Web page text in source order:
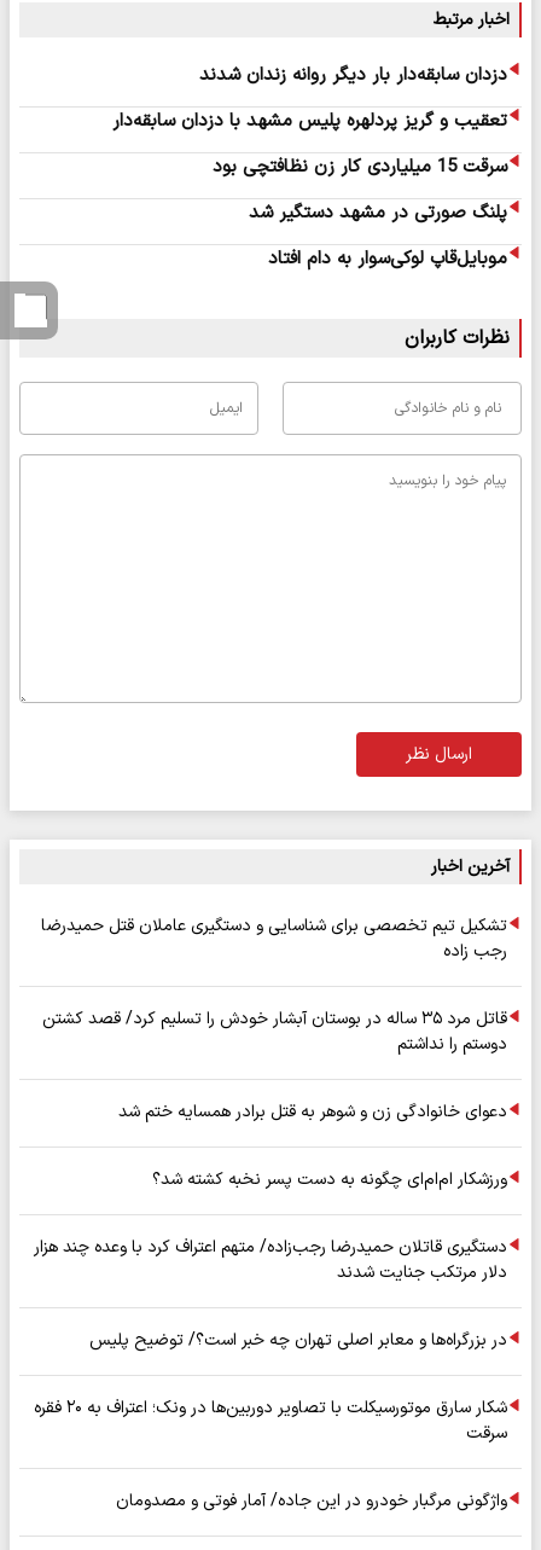
اخبار مرتبط
دزدان سابقه‌دار بار دیگر روانه زندان شدند
تعقیب و گریز پردلهره پلیس مشهد با دزدان سابقه‌دار
سرقت 15 میلیاردی کار زن نظافتچی بود
پلنگ صورتی در مشهد دستگیر شد
موبایل‌قاپ لوکی‌سوار به دام افتاد
نظرات کاربران
ارسال نظر
آخرین اخبار
تشکیل تیم تخصصی برای شناسایی و دستگیری عاملان قتل حمیدرضا
رجب زاده
قاتل مرد ۳۵ ساله در بوستان آبشار خودش را تسلیم کرد/ قصد کشتن
دوستم را نداشتم
دعوای خانوادگی زن و شوهر به قتل برادر همسایه ختم شد
ورزشکار ام‌ام‌ای چگونه به دست پسر نخبه کشته شد؟
دستگیری قاتلان حمیدرضا رجب‌زاده/ متهم اعتراف کرد با وعده چند هزار
دلار مرتکب جنایت شدند
در بزرگراه‌ها و معابر اصلی تهران چه خبر است؟/ توضیح پلیس
شکار سارق موتورسیکلت با تصاویر دوربین‌ها در ونک؛ اعتراف به ۲۰ فقره
سرقت
واژگونی مرگبار خودرو در این جاده/ آمار فوتی و مصدومان